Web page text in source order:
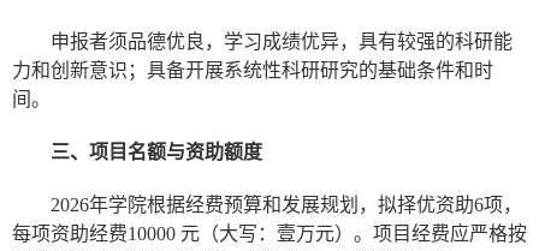
申报者须品德优良，学习成绩优异，具有较强的科研能
力和创新意识；具备开展系统性科研研究的基础条件和时
间。
三、项目名额与资助额度
2026年学院根据经费预算和发展规划，拟择优资助6项，
每项资助经费10000 元（大写：壹万元）。项目经费应严格按